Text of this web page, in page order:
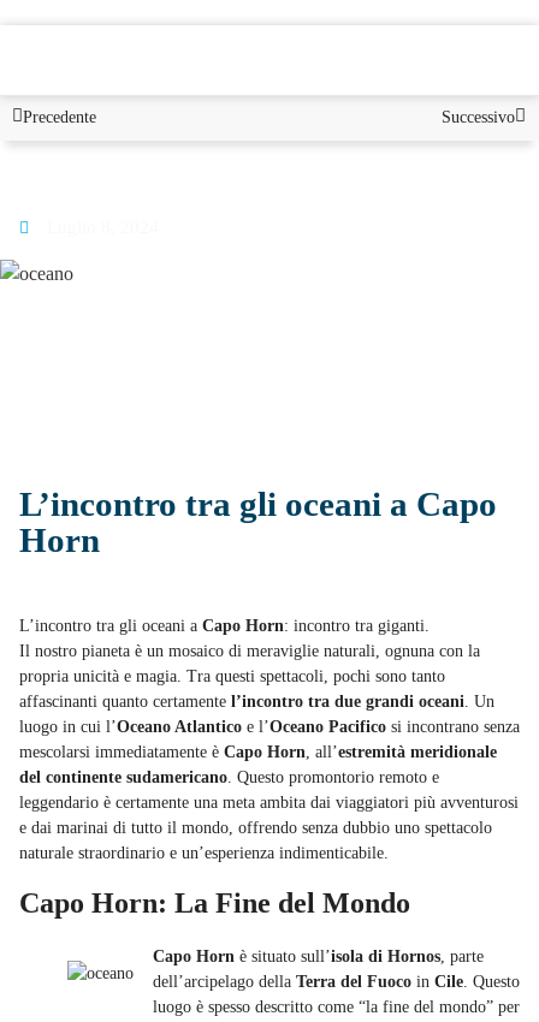
Precedente Successivo
L’incontro tra gli oceani a Capo
Horn
L’incontro tra gli oceani a Capo Horn: incontro tra giganti.
Il nostro pianeta è un mosaico di meraviglie naturali, ognuna con la
propria unicità e magia. Tra questi spettacoli, pochi sono tanto
affascinanti quanto certamente l’incontro tra due grandi oceani. Un
luogo in cui l’Oceano Atlantico e l’Oceano Pacifico si incontrano senza
mescolarsi immediatamente è Capo Horn, all’estremità meridionale
del continente sudamericano. Questo promontorio remoto e
leggendario è certamente una meta ambita dai viaggiatori più avventurosi
e dai marinai di tutto il mondo, offrendo senza dubbio uno spettacolo
naturale straordinario e un’esperienza indimenticabile.
Capo Horn: La Fine del Mondo
Capo Horn è situato sull’isola di Hornos, parte
dell’arcipelago della Terra del Fuoco in Cile. Questo
luogo è spesso descritto come “la fine del mondo” per